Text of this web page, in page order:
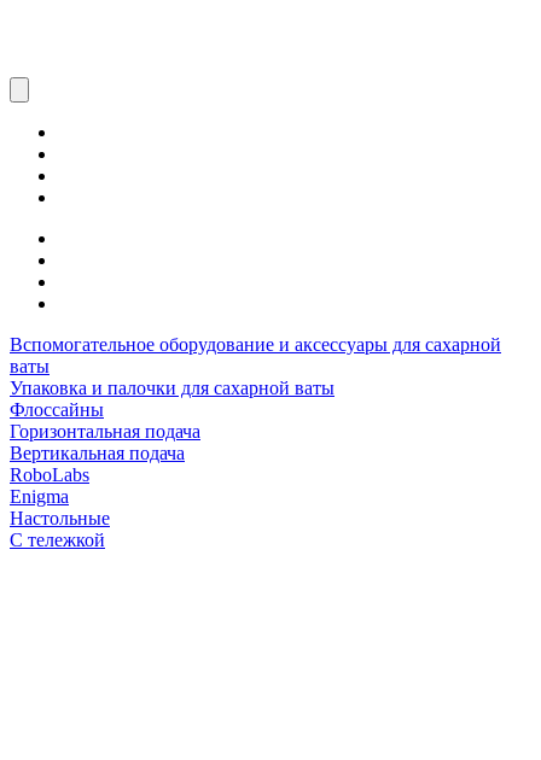
Вспомогательное оборудование и аксессуары для сахарной
ваты
Упаковка и палочки для сахарной ваты
Флоссайны
Горизонтальная подача
Вертикальная подача
RoboLabs
Enigma
Настольные
С тележкой